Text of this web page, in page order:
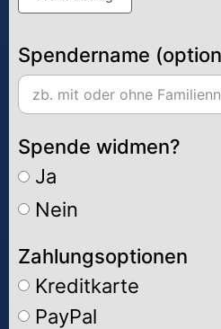
Spendername
Spende widmen?
Ja
Nein
Zahlungsoptionen
Kreditkarte
PayPal